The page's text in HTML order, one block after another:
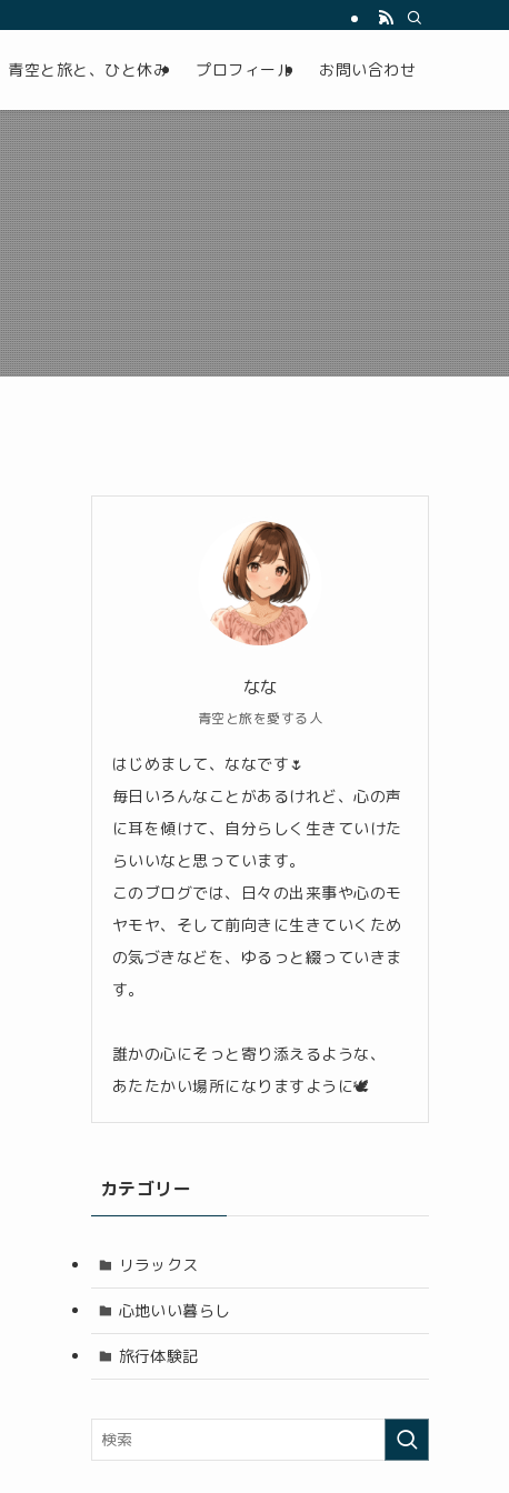
青空と旅と、ひと休み プロフィール お問い合わせ
なな
青空と旅を愛する人
はじめまして、ななです🌷
毎日いろんなことがあるけれど、心の声
に耳を傾けて、自分らしく生きていけた
らいいなと思っています。
このブログでは、日々の出来事や心のモ
ヤモヤ、そして前向きに生きていくため
の気づきなどを、ゆるっと綴っていきま
す。
誰かの心にそっと寄り添えるような、
あたたかい場所になりますように🕊️
カテゴリー
リラックス
心地いい暮らし
旅行体験記